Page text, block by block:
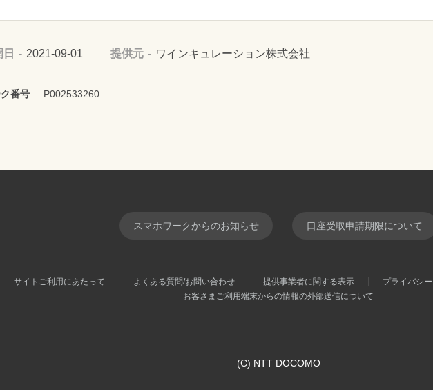
2021-09-01 提供元 ワインキュレーション株式会社
番号 P002533260
スマホワークからのお知らせ 口座受取申請期限について
サイトご利用にあたって よくある質問/お問い合わせ 提供事業者に関する表示
プライバシ
お客さまご利用端末からの情報の外部送信について
(C) NTT DOCOMO